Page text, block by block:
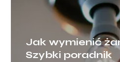
Jak wymienić
Szybki poradnik